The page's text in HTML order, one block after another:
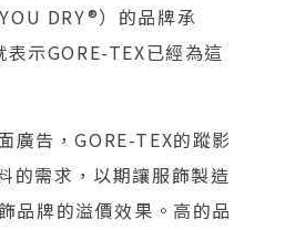
DRY®）的品牌承
示GORE-TEX已經為這
廣告，GORE-TEX的蹤影
的需求，以期讓服飾製造
品牌的溢價效果。高的品